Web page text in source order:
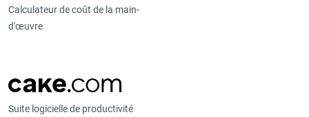
Calculateur de coût de la main-
d'œuvre
Suite logicielle de productivité